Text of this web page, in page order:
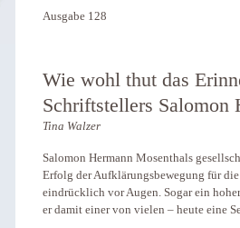
Ausgabe 128
Wie wohl thut das
Schriftstellers Salomon
Tina Walzer
Salomon Hermann Mosenthals
Erfolg der Aufklärungsbewegung für
eindrücklich vor Augen. Sogar ein
er damit einer von vielen – heute eine